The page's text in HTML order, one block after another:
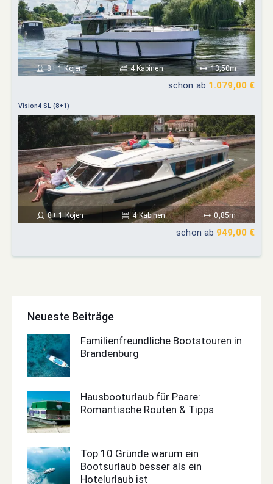
8+ 1 Kojen 4 Kabinen 13,50m
schon ab 1.079,00 €
Vision4 SL (8+1)
8+ 1 Kojen 4 Kabinen 0,85m
schon ab 949,00 €
Neueste Beiträge
Familienfreundliche Bootstouren in
Brandenburg
Hausbooturlaub für Paare:
Romantische Routen & Tipps
Top 10 Gründe warum ein
Bootsurlaub besser als ein
Hotelurlaub ist